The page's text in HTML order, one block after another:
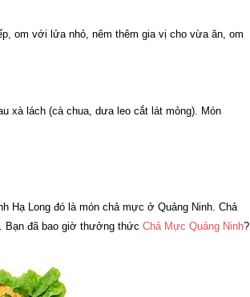
om với lửa nhỏ, nêm thêm gia vị cho vừa ăn, om
xà lách (cà chua, dưa leo cắt lát mỏng). Món
Hạ Long đó là món chả mực ở Quảng Ninh. Chả
Bạn đã bao giờ thưởng thức Chả Mực Quảng Ninh?